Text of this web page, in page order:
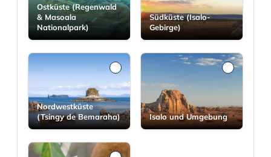
Ostküste (Regenwald
& Masoala
Nationalpark)
Südküste (Isalo-
Gebirge)
Nordwestküste
(Tsingy de Bemaraha)
Isalo und Umgebung